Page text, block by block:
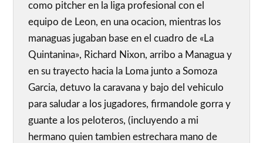
como pitcher en la liga profesional con el
equipo de Leon, en una ocacion, mientras los
managuas jugaban base en el cuadro de «La
Quintanina», Richard Nixon, arribo a Managua y
en su trayecto hacia la Loma junto a Somoza
Garcia, detuvo la caravana y bajo del vehiculo
para saludar a los jugadores, firmandole gorra y
guante a los peloteros, (incluyendo a mi
hermano quien tambien estrechara mano de